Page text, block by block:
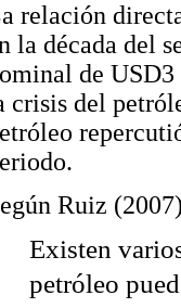
relación
la década del
de USD3
crisis del
Ruiz
Existen
petróleo